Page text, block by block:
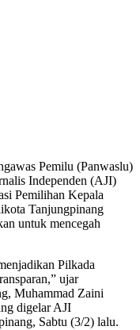
Pemilu (Panwaslu)
Independen (AJI)
Pemilihan Kepala
Tanjungpinang
untuk mencegah
Pilkada
ujar
Muhammad Zaini
digelar AJI
Sabtu (3/2) lalu.